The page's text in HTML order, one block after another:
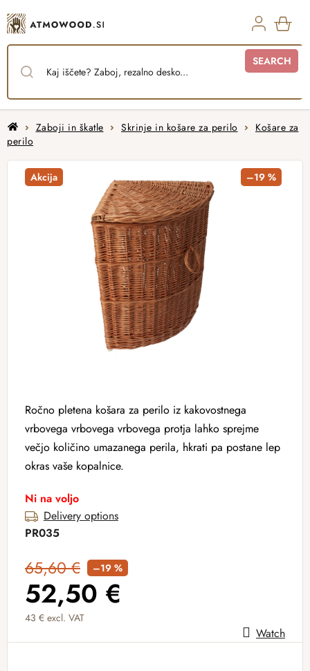
to
content
SEARCH
HomeZaboji in škatle Skrinje in košare za perilo
Košare za
perilo
Ročno pletena košara za perilo iz kakovostnega
vrbovega vrbovega vrbovega protja lahko sprejme
večjo količino umazanega perila, hkrati pa postane lep
okras vaše kopalnice.
Ni na voljo
Delivery options
PR035
65,60 € –19 %
52,50 €
43 € excl. VAT
Measure price: Watch
Akcija –19 %